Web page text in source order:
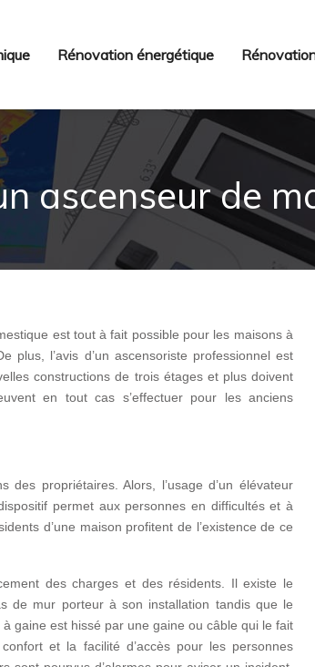
Rénovation énergétique
ascenseur de
est tout à fait possible pour les maisons à
l’avis d’un ascensoriste professionnel est
constructions de trois étages et plus doivent
en tout cas s’effectuer pour les anciens
propriétaires. Alors, l’usage d’un élévateur
permet aux personnes en difficultés et à
d’une maison profitent de l’existence de ce
des charges et des résidents. Il existe le
de mur porteur à son installation tandis que le
à gaine est hissé par une gaine ou câble qui le fait
et la facilité d’accès pour les personnes